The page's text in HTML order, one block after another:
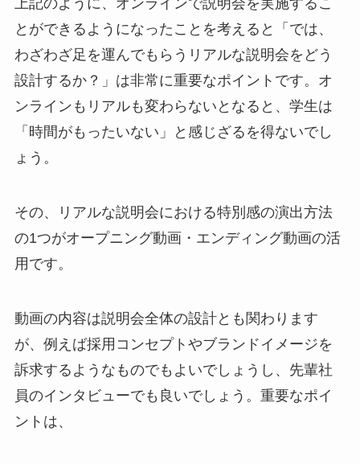
上記のように、オンラインで説明会を実施するこ
とができるようになったことを考えると「では、
わざわざ足を運んでもらうリアルな説明会をどう
設計するか？」は非常に重要なポイントです。オ
ンラインもリアルも変わらないとなると、学生は
「時間がもったいない」と感じざるを得ないでし
ょう。
その、リアルな説明会における特別感の演出方法
の1つがオープニング動画・エンディング動画の活
用です。
動画の内容は説明会全体の設計とも関わります
が、例えば採用コンセプトやブランドイメージを
訴求するようなものでもよいでしょうし、先輩社
員のインタビューでも良いでしょう。重要なポイ
ントは、